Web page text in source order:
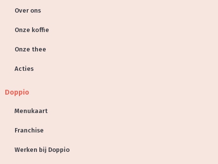
Over ons
Onze koffie
Onze thee
Acties
Doppio
Menukaart
Franchise
Werken bij Doppio